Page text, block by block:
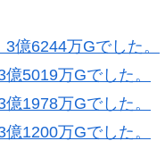
億6244万Gでした。
5019万Gでした。
1978万Gでした。
1200万Gでした。